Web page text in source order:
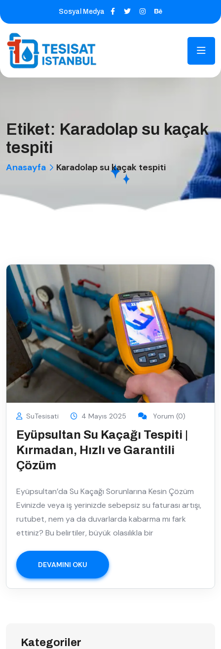
Sosyal Medya
Etiket: Karadolap su kaçak
tespiti
Anasayfa Karadolap su kaçak tespiti
SuTesisati 4 Mayıs 2025 Yorum (0)
Eyüpsultan Su Kaçağı Tespiti |
Kırmadan, Hızlı ve Garantili
Çözüm
Eyüpsultan’da Su Kaçağı Sorunlarına Kesin Çözüm
Evinizde veya iş yerinizde sebepsiz su faturası artışı,
rutubet, nem ya da duvarlarda kabarma mı fark
ettiniz? Bu belirtiler, büyük olasılıkla bir
DEVAMINI OKU
Kategoriler